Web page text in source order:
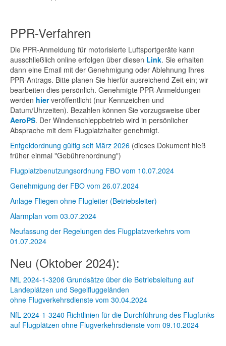
PPR-Verfahren
Die PPR-Anmeldung für motorisierte Luftsportgeräte kann
ausschließlich online erfolgen über diesen Link. Sie erhalten
dann eine Email mit der Genehmigung oder Ablehnung Ihres
PPR-Antrags. Bitte planen Sie hierfür ausreichend Zeit ein; wir
bearbeiten dies persönlich. Genehmigte PPR-Anmeldungen
werden hierveröffentlicht (nur Kennzeichen und
Datum/Uhrzeiten). Bezahlen können Sie vorzugsweise über
AeroPS. Der Windenschleppbetrieb wird in persönlicher
Absprache mit dem Flugplatzhalter genehmigt.
Entgeldordnung gültig seit März 2026 (dieses Dokument hieß
früher einmal "Gebührenordnung")
Flugplatzbenutzungsordnung FBO vom 10.07.2024
Genehmigung der FBO vom 26.07.2024
Anlage Fliegen ohne Flugleiter (Betriebsleiter)
Alarmplan vom 03.07.2024
Neufassung der Regelungen des Flugplatzverkehrs vom
01.07.2024
Neu (Oktober 2024):
NfL 2024-1-3206 Grundsätze über die Betriebsleitung auf
Landeplätzen und Segelfluggeländen
ohne Flugverkehrsdienste vom 30.04.2024
NfL 2024-1-3240 Richtlinien für die Durchführung des Flugfunks
auf Flugplätzen ohne Flugverkehrsdienste vom 09.10.2024